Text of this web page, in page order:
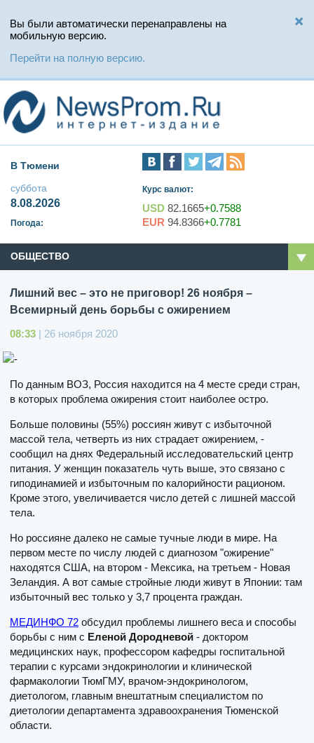
Вы были автоматически перенаправлены на
мобильную версию.
Перейти на полную версию.
В Тюмени
суббота
8.08.2026
Погода:
Курс валют:
USD 82.1665+0.7588
EUR 94.8366+0.7781
ОБЩЕСТВО
Лишний вес – это не приговор! 26 ноября –
Всемирный день борьбы с ожирением
08:33 | 26 ноября 2020
По данным ВОЗ, Россия находится на 4 месте среди стран,
в которых проблема ожирения стоит наиболее остро.
Больше половины (55%) россиян живут с избыточной
массой тела, четверть из них страдает ожирением, -
сообщил на днях Федеральный исследовательский центр
питания. У женщин показатель чуть выше, это связано с
гиподинамией и избыточным по калорийности рационом.
Кроме этого, увеличивается число детей с лишней массой
тела.
Но россияне далеко не самые тучные люди в мире. На
первом месте по числу людей с диагнозом "ожирение"
находятся США, на втором - Мексика, на третьем - Новая
Зеландия. А вот самые стройные люди живут в Японии: там
избыточный вес только у 3,7 процента граждан.
МЕДИНФО 72 обсудил проблемы лишнего веса и способы
борьбы с ним с Еленой Дородневой - доктором
медицинских наук, профессором кафедры госпитальной
терапии с курсами эндокринологии и клинической
фармакологии ТюмГМУ, врачом-эндокринологом,
диетологом, главным внештатным специалистом по
диетологии департамента здравоохранения Тюменской
области.